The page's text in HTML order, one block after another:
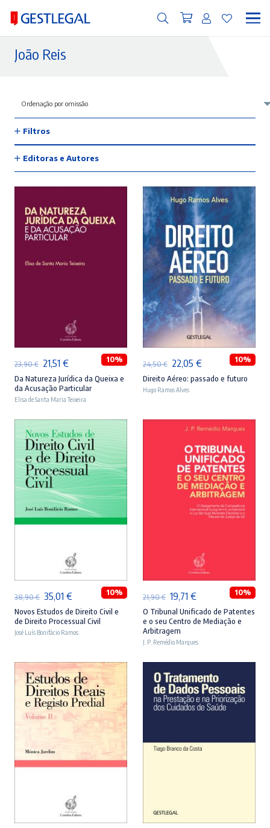
João Reis
Filtros
Editoras e Autores
ADICIONAR
23,90€ O
preço
original
23,90 €.
21,51 €O
preço
atual
21,51 €.
10%
Da Natureza Jurídica da Queixa e
da Acusação Particular
Elisa de Santa Maria Teixeira
ADICIONAR
24,50€ O
preço
original
24,50 €.
22,05 €O
preço
22,05 €.
10%
Direito Aéreo: passado e futuro
Hugo Ramos Alves
ADICIONAR
38,90€ O
preço
original
38,90 €.
35,01 €O
preço
atual
35,01 €.
10%
Novos Estudos de Direito Civil e
de Direito Processual Civil
José Luís Bonifácio Ramos
ADICIONAR
21,90€ O
preço
original
era:
21,90 €.
19,71 €O
preço
atual
é:
19,71 €.
10%
O Tribunal Unificado de Patentes
e o seu Centro de Mediação e
Arbitragem
J. P. Remédio Marques
ADICIONAR